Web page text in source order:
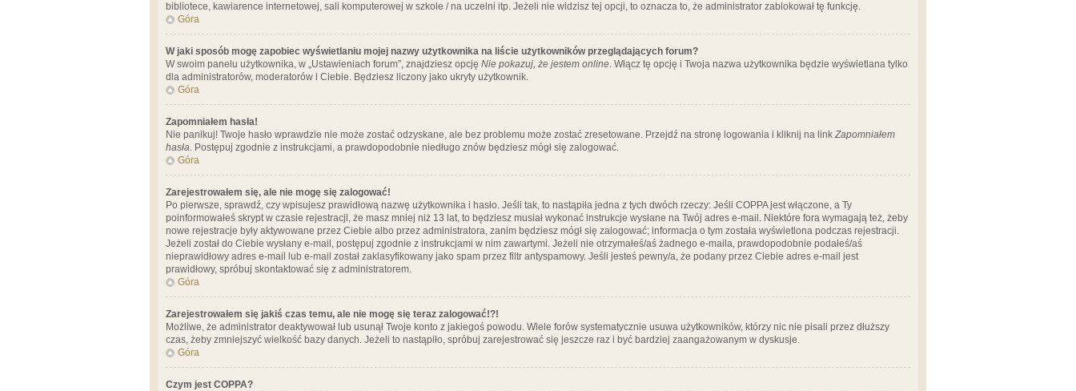
bibliotece, kawiarence internetowej, sali komputerowej w szkole / na uczelni itp. Jeżeli nie widzisz tej opcji, to oznacza to, że administrator zablokował tę funkcję.
Góra
W jaki sposób mogę zapobiec wyświetlaniu mojej nazwy użytkownika na liście użytkowników przeglądających forum?
W swoim panelu użytkownika, w „Ustawieniach forum”, znajdziesz opcję Nie pokazuj, że jestem online. Włącz tę opcję i Twoja nazwa użytkownika będzie wyświetlana tylko
dla administratorów, moderatorów i Ciebie. Będziesz liczony jako ukryty użytkownik.
Góra
Zapomniałem hasła!
Nie panikuj! Twoje hasło wprawdzie nie może zostać odzyskane, ale bez problemu może zostać zresetowane. Przejdź na stronę logowania i kliknij na link Zapomniałem
hasła. Postępuj zgodnie z instrukcjami, a prawdopodobnie niedługo znów będziesz mógł się zalogować.
Góra
Zarejestrowałem się, ale nie mogę się zalogować!
Po pierwsze, sprawdź, czy wpisujesz prawidłową nazwę użytkownika i hasło. Jeśli tak, to nastąpiła jedna z tych dwóch rzeczy: Jeśli COPPA jest włączone, a Ty
poinformowałeś skrypt w czasie rejestracji, że masz mniej niż 13 lat, to będziesz musiał wykonać instrukcje wysłane na Twój adres e-mail. Niektóre fora wymagają też, żeby
nowe rejestracje były aktywowane przez Ciebie albo przez administratora, zanim będziesz mógł się zalogować; informacja o tym została wyświetlona podczas rejestracji.
Jeżeli został do Ciebie wysłany e-mail, postępuj zgodnie z instrukcjami w nim zawartymi. Jeżeli nie otrzymałeś/aś żadnego e-maila, prawdopodobnie podałeś/aś
nieprawidłowy adres e-mail lub e-mail został zaklasyfikowany jako spam przez filtr antyspamowy. Jeśli jesteś pewny/a, że podany przez Ciebie adres e-mail jest
prawidłowy, spróbuj skontaktować się z administratorem.
Góra
Zarejestrowałem się jakiś czas temu, ale nie mogę się teraz zalogować!?!
Możliwe, że administrator deaktywował lub usunął Twoje konto z jakiegoś powodu. Wiele forów systematycznie usuwa użytkowników, którzy nic nie pisali przez dłuższy
czas, żeby zmniejszyć wielkość bazy danych. Jeżeli to nastąpiło, spróbuj zarejestrować się jeszcze raz i być bardziej zaangażowanym w dyskusje.
Góra
Czym jest COPPA?